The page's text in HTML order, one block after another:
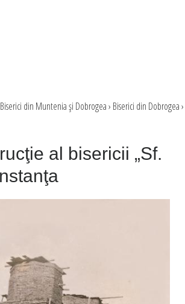
Biserici din Muntenia şi Dobrogea› Biserici din Dobrogea›
al bisericii „Sf.